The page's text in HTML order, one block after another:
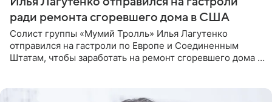
ради ремонта сгоревшего дома в США
Солист группы «Мумий Тролль» Илья Лагутенко
отправился на гастроли по Европе и Соединенным
Штатам, чтобы заработать на ремонт сгоревшего дома в